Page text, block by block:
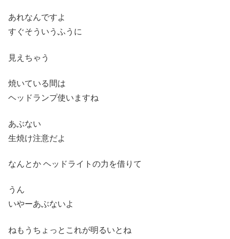
あれなんですよ
すぐそういうふうに
見えちゃう
焼いている間は
ヘッドランプ使いますね
あぶない
生焼け注意だよ
なんとか ヘッドライトの力を借りて
うん
いやーあぶないよ
ねもうちょっとこれが明るいとね